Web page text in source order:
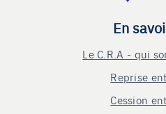
En
Le C.R.A - qui
Reprise
Cession